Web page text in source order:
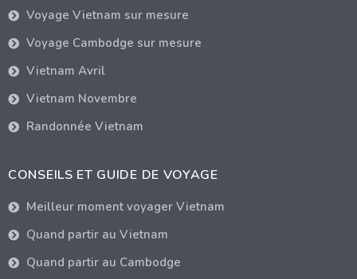
Voyage Vietnam sur mesure
Voyage Cambodge sur mesure
Vietnam Avril
Vietnam Novembre
Randonnée Vietnam
CONSEILS ET GUIDE DE VOYAGE
Meilleur moment voyager Vietnam
Quand partir au Vietnam
Quand partir au Cambodge